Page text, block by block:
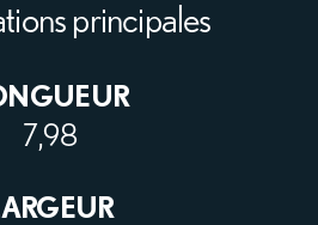
principales
7,98